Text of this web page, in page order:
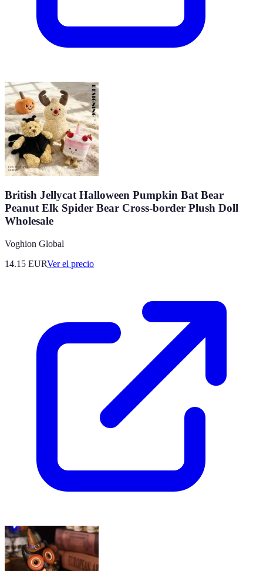
British Jellycat Halloween Pumpkin Bat Bear
Peanut Elk Spider Bear Cross-border Plush Doll
Wholesale
Voghion Global
14.15 EURVer el precio